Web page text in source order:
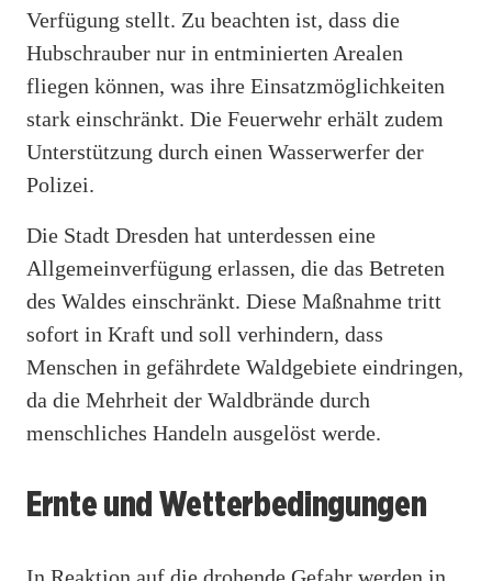
Verfügung stellt. Zu beachten ist, dass die
Hubschrauber nur in entminierten Arealen
fliegen können, was ihre Einsatzmöglichkeiten
stark einschränkt. Die Feuerwehr erhält zudem
Unterstützung durch einen Wasserwerfer der
Polizei.
Die Stadt Dresden hat unterdessen eine
Allgemeinverfügung erlassen, die das Betreten
des Waldes einschränkt. Diese Maßnahme tritt
sofort in Kraft und soll verhindern, dass
Menschen in gefährdete Waldgebiete eindringen,
da die Mehrheit der Waldbrände durch
menschliches Handeln ausgelöst werde.
Ernte und Wetterbedingungen